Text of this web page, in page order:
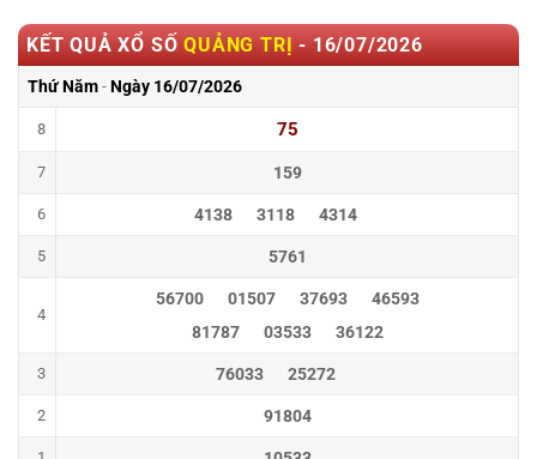
KẾT QUẢ XỔ SỐQUẢNG TRỊ - 16/07/2026
Thứ Năm-Ngày 16/07/2026
8 75
7 159
6 4138 3118 4314
5 5761
4
56700 01507 37693
46593
81787
03533 36122
3 76033 25272
2 91804